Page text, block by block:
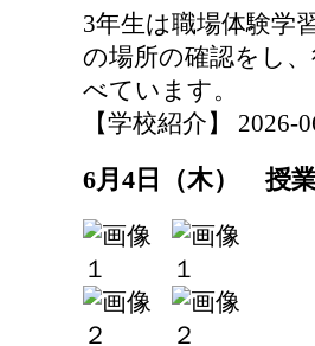
3年生は職場体験学
の場所の確認をし
べています。
【学校紹介】 2026-
6月4日（木） 授